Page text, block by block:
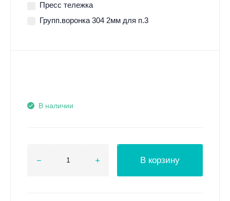
Пресс тележка
Групп.воронка 304 2мм для п.3
В наличии
В корзину